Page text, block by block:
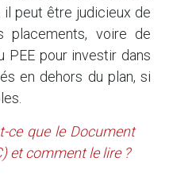
il peut être judicieux de
placements, voire de
pour investir dans
en dehors du plan, si
ce que le Document
et comment le lire ?